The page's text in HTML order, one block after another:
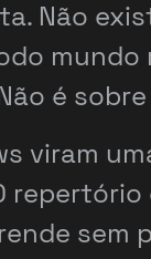
Não
é
viram